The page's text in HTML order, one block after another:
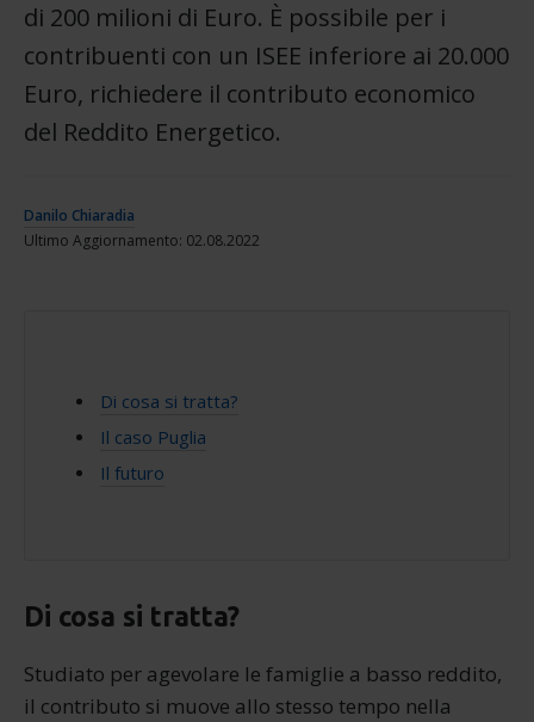
di 200 milioni di Euro. È possibile per i
contribuenti con un ISEE inferiore ai 20.000
Euro, richiedere il contributo economico
del Reddito Energetico.
Danilo Chiaradia
Ultimo Aggiornamento: 02.08.2022
Di cosa si tratta?
Il caso Puglia
Il futuro
Di cosa si tratta?
Studiato per agevolare le famiglie a basso reddito,
il contributo si muove allo stesso tempo nella